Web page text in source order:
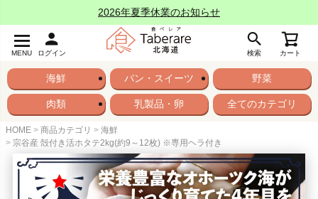
2026年夏季休業のお知らせ
MENU ログイン 検索 カート
海鮮 パン・スイーツ 野菜
肉類 乳製品・卵 全てのカテゴリ
HOME 商品カテゴリ
海鮮
宗谷産 殻付き活ホタテ2kg(約9～12枚) ※専用ヘラ付き